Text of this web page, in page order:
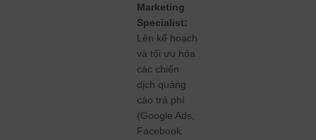
Marketing
Specialist:
Lên kế hoạch
và tối ưu hóa
các chiến
dịch quảng
cáo trả phí
(Google Ads,
Facebook